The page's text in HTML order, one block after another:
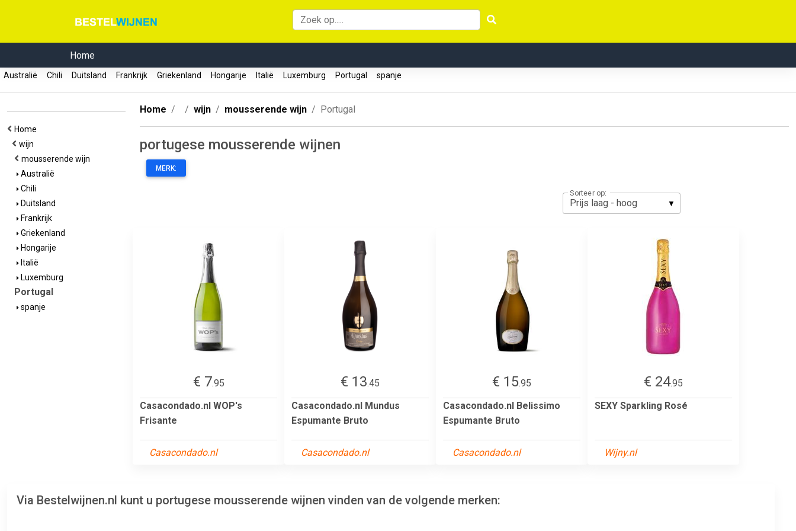
Home
Australië Chili Duitsland Frankrijk Griekenland Hongarije Italië Luxemburg Portugal spanje
Home
wijn
mousserende wijn
Australië
Chili
Duitsland
Frankrijk
Griekenland
Hongarije
Italië
Luxemburg
Portugal
spanje
Home wijn mousserende wijn Portugal
portugese mousserende wijnen
MERK:
Sorteer op:
€ 7.95
Casacondado.nl WOP's
Frisante
Casacondado.nl
€ 13.45
Casacondado.nl Mundus
Espumante Bruto
Casacondado.nl
€ 15.95
Casacondado.nl Belissimo
Espumante Bruto
Casacondado.nl
€ 24.95
SEXY Sparkling Rosé
Wijny.nl
Via Bestelwijnen.nl kunt u portugese mousserende wijnen vinden van de volgende merken: